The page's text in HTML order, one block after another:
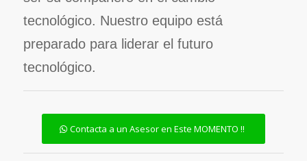
tecnológico. Nuestro equipo está
preparado para liderar el futuro
tecnológico.
Contacta a un Asesor en Este MOMENTO !!